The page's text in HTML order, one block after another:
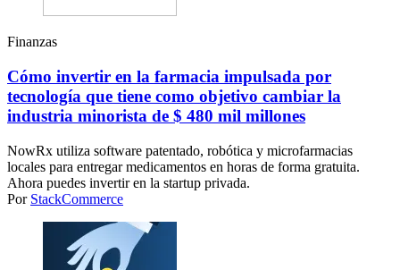
Finanzas
Cómo invertir en la farmacia impulsada por
tecnología que tiene como objetivo cambiar la
industria minorista de $ 480 mil millones
NowRx utiliza software patentado, robótica y microfarmacias
locales para entregar medicamentos en horas de forma gratuita.
Ahora puedes invertir en la startup privada.
Por StackCommerce